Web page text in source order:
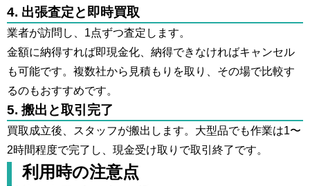
4. 出張査定と即時買取
業者が訪問し、1点ずつ査定します。
金額に納得すれば即現金化、納得できなければキャンセル
も可能です。複数社から見積もりを取り、その場で比較す
るのもおすすめです。
5. 搬出と取引完了
買取成立後、スタッフが搬出します。大型品でも作業は1〜
2時間程度で完了し、現金受け取りで取引終了です。
利用時の注意点